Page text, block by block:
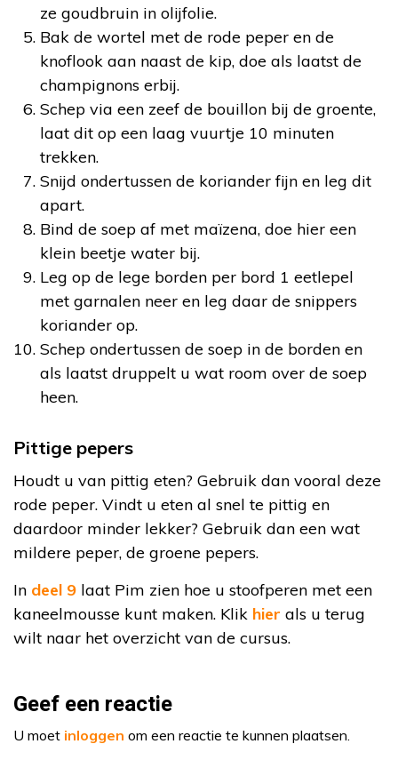
ze goudbruin in olijfolie.
Bak de wortel met de rode peper en de
knoflook aan naast de kip, doe als laatst de
champignons erbij.
Schep via een zeef de bouillon bij de groente,
laat dit op een laag vuurtje 10 minuten
trekken.
Snijd ondertussen de koriander fijn en leg dit
apart.
Bind de soep af met maïzena, doe hier een
klein beetje water bij.
Leg op de lege borden per bord 1 eetlepel
met garnalen neer en leg daar de snippers
koriander op.
Schep ondertussen de soep in de borden en
als laatst druppelt u wat room over de soep
heen.
Pittige pepers
Houdt u van pittig eten? Gebruik dan vooral deze
rode peper. Vindt u eten al snel te pittig en
daardoor minder lekker? Gebruik dan een wat
mildere peper, de groene pepers.
In deel 9 laat Pim zien hoe u stoofperen met een
kaneelmousse kunt maken. Klik hier als u terug
wilt naar het overzicht van de cursus.
Geef een reactie
U moet inloggen om een reactie te kunnen plaatsen.